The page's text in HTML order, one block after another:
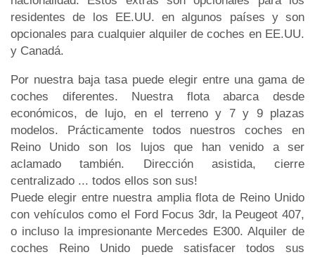
residentes de los EE.UU. en algunos países y son
opcionales para cualquier alquiler de coches en EE.UU.
y Canadá.
Por nuestra baja tasa puede elegir entre una gama de
coches diferentes. Nuestra flota abarca desde
económicos, de lujo, en el terreno y 7 y 9 plazas
modelos. Prácticamente todos nuestros coches en
Reino Unido son los lujos que han venido a ser
aclamado también. Dirección asistida, cierre
centralizado ... todos ellos son sus!
Puede elegir entre nuestra amplia flota de Reino Unido
con vehículos como el Ford Focus 3dr, la Peugeot 407,
o incluso la impresionante Mercedes E300. Alquiler de
coches Reino Unido puede satisfacer todos sus